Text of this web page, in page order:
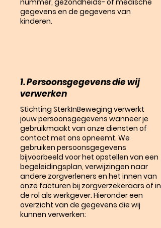
gegevens en de gegevens van
kinderen.
1. Persoonsgegevens die wij
verwerken
Stichting SterkInBeweging verwerkt
jouw persoonsgegevens wanneer je
gebruikmaakt van onze diensten of
contact met ons opneemt. We
gebruiken persoonsgegevens
bijvoorbeeld voor het opstellen van een
begeleidingsplan, verwijzingen naar
andere zorgverleners en het innen van
onze facturen bij zorgverzekeraars of in
de rol als werkgever. Hieronder een
overzicht van de gegevens die wij
kunnen verwerken: